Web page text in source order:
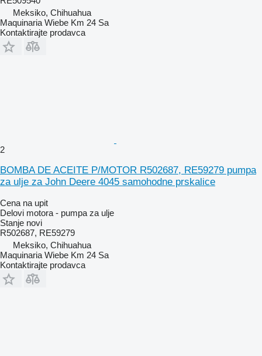
Meksiko, Chihuahua
Maquinaria Wiebe Km 24 Sa
Kontaktirajte prodavca
2
BOMBA DE ACEITE P/MOTOR R502687, RE59279 pumpa
za ulje za John Deere 4045 samohodne prskalice
Cena na upit
Delovi motora - pumpa za ulje
Stanje novi
R502687, RE59279
Meksiko, Chihuahua
Maquinaria Wiebe Km 24 Sa
Kontaktirajte prodavca